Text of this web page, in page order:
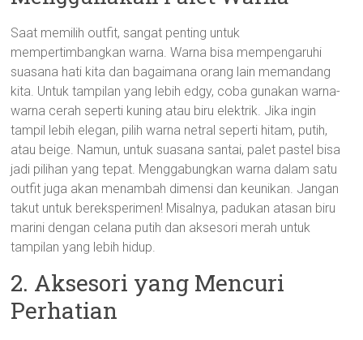
Saat memilih outfit, sangat penting untuk
mempertimbangkan warna. Warna bisa mempengaruhi
suasana hati kita dan bagaimana orang lain memandang
kita. Untuk tampilan yang lebih edgy, coba gunakan warna-
warna cerah seperti kuning atau biru elektrik. Jika ingin
tampil lebih elegan, pilih warna netral seperti hitam, putih,
atau beige. Namun, untuk suasana santai, palet pastel bisa
jadi pilihan yang tepat. Menggabungkan warna dalam satu
outfit juga akan menambah dimensi dan keunikan. Jangan
takut untuk bereksperimen! Misalnya, padukan atasan biru
marini dengan celana putih dan aksesori merah untuk
tampilan yang lebih hidup.
2. Aksesori yang Mencuri
Perhatian